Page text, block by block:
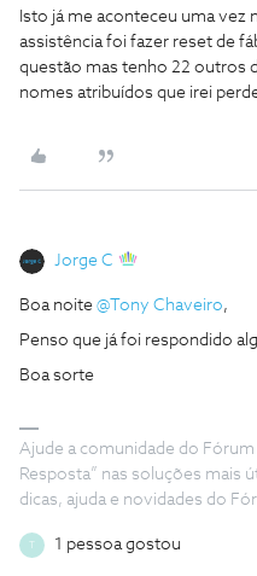
Isto já me aconteceu uma vez
assistência foi fazer reset de
questão mas tenho 22 outros
nomes atribuídos que irei
Jorge C
Boa noite @Tony Chaveiro,
Penso que já foi respondido
Boa sorte
Ajude a comunidade do
Resposta” nas soluções mais
dicas, ajuda e novidades do
T 1 pessoa gostou